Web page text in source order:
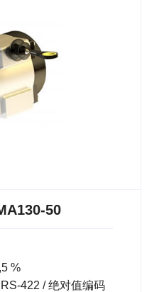
50
%
422 / 绝对值编码